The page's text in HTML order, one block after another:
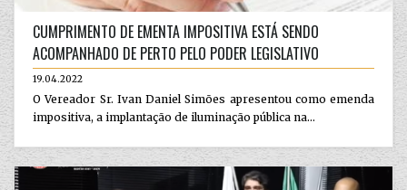
CUMPRIMENTO DE EMENTA IMPOSITIVA ESTÁ SENDO
ACOMPANHADO DE PERTO PELO PODER LEGISLATIVO
19.04.2022
O Vereador Sr. Ivan Daniel Simões apresentou como emenda
impositiva, a implantação de iluminação pública na...